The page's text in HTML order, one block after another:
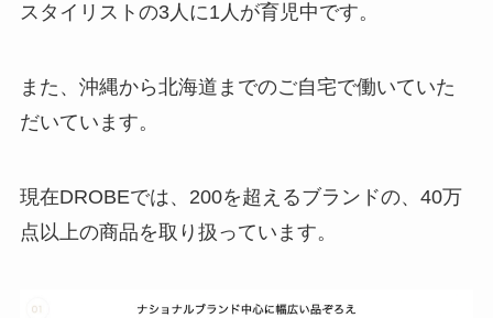
スタイリストの3人に1人が育児中です。
また、沖縄から北海道までのご自宅で働いていた
だいています。
現在DROBEでは、200を超えるブランドの、40万
点以上の商品を取り扱っています。